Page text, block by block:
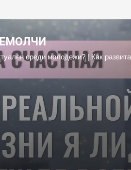
среди молодежи? | Как